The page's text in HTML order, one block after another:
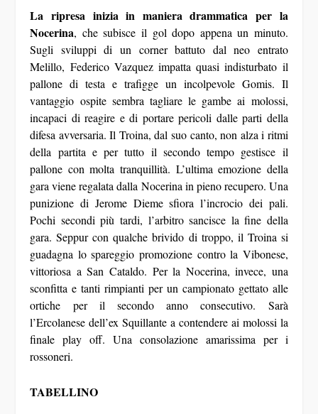
La ripresa inizia in maniera drammatica per la
Nocerina
, che subisce il gol dopo appena un minuto.
Sugli sviluppi di un corner battuto dal neo entrato
Melillo, Federico Vazquez impatta quasi indisturbato il
pallone di testa e trafigge un incolpevole Gomis. Il
vantaggio ospite sembra tagliare le gambe ai molossi,
incapaci di reagire e di portare pericoli dalle parti della
difesa avversaria. Il Troina, dal suo canto, non alza i ritmi
della partita e per tutto il secondo tempo gestisce il
pallone con molta tranquillità. L’ultima emozione della
gara viene regalata dalla Nocerina in pieno recupero. Una
punizione di Jerome Dieme sfiora l’incrocio dei pali.
Pochi secondi più tardi, l’arbitro sancisce la fine della
gara. Seppur con qualche brivido di troppo, il Troina si
guadagna lo spareggio promozione contro la Vibonese,
vittoriosa a San Cataldo. Per la Nocerina, invece, una
sconfitta e tanti rimpianti per un campionato gettato alle
ortiche per il secondo anno consecutivo. Sarà
l’Ercolanese dell’ex Squillante a contendere ai molossi la
finale play off. Una consolazione amarissima per i
rossoneri.
TABELLINO